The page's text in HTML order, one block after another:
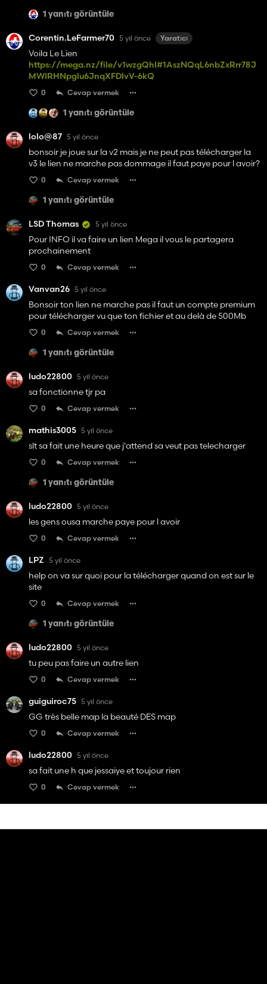
1 yanıtı görüntüle
Corentin.LeFarmer70 5 yıl önce Yaratıcı
Voila Le Lien
https://mega.nz/file/v1wzgQhI#1AszNQqL6nbZxRrr78J
MWIRHNpglu6JnqXFDlvV-6kQ
0 Cevap vermek
1 yanıtı görüntüle
lolo@87 5 yıl önce
bonsoir je joue sur la v2 mais je ne peut pas télécharger la
v3 le lien ne marche pas dommage il faut paye pour l avoir?
0 Cevap vermek
1 yanıtı görüntüle
LSD Thomas 5 yıl önce
Pour INFO il va faire un lien Mega il vous le partagera
prochainement
0 Cevap vermek
Vanvan26 5 yıl önce
Bonsoir ton lien ne marche pas il faut un compte premium
pour télécharger vu que ton fichier et au delà de 500Mb
0 Cevap vermek
1 yanıtı görüntüle
ludo22800 5 yıl önce
sa fonctionne tjr pa
0 Cevap vermek
mathis3005 5 yıl önce
slt sa fait une heure que j'attend sa veut pas telecharger
0 Cevap vermek
1 yanıtı görüntüle
ludo22800 5 yıl önce
les gens ousa marche paye pour l avoir
0 Cevap vermek
LPZ 5 yıl önce
help on va sur quoi pour la télécharger quand on est sur le
site
0 Cevap vermek
1 yanıtı görüntüle
ludo22800 5 yıl önce
tu peu pas faire un autre lien
0 Cevap vermek
guiguiroc75 5 yıl önce
GG très belle map la beauté DES map
0 Cevap vermek
ludo22800 5 yıl önce
sa fait une h que jessaiye et toujour rien
0 Cevap vermek